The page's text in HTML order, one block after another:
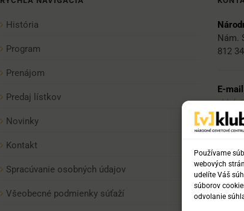
Používame
webových
udelíte Váš
súborov
odvolanie
História
Program
Prenájom
Predaj lístkov
Novinky
Kontakt
Spracúvanie osobných údajov
Všeobecné podmienky súťaží
Nám.
812
E-mail
+421
+421
+421